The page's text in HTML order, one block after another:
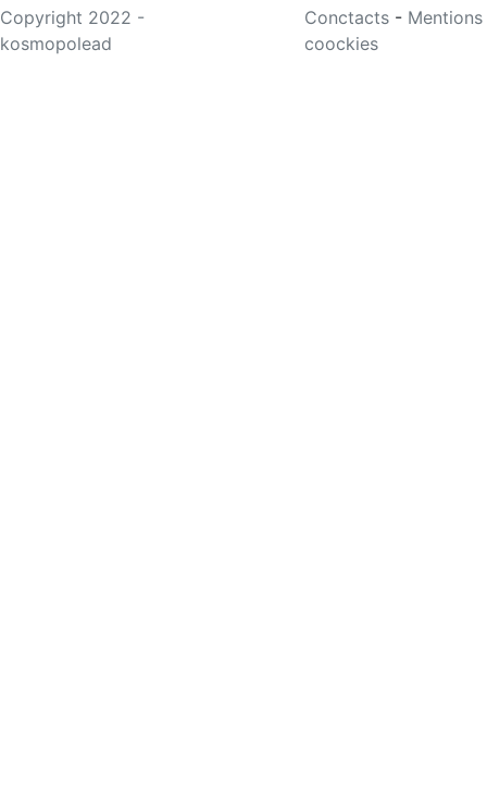
Copyright 2022 -
kosmopolead
Conctacts -
coockies